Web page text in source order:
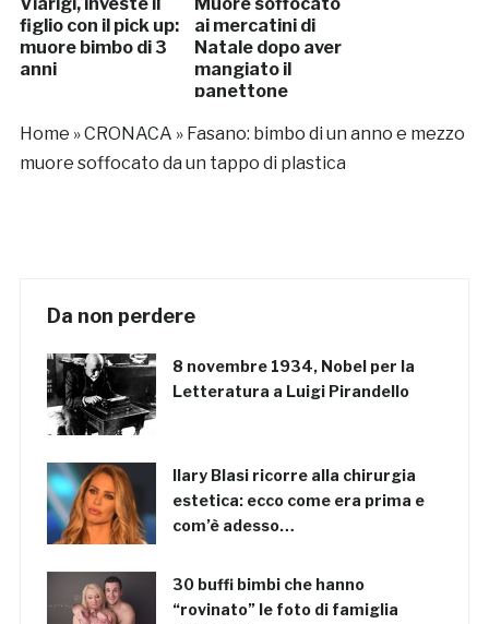
figlio con il pick up:
muore bimbo di 3
anni
ai mercatini di
Natale dopo aver
mangiato il
panettone
Home »CRONACA » Fasano: bimbo di un anno e mezzo
muore soffocato da un tappo di plastica
Da non perdere
8 novembre 1934, Nobel per la
Letteratura a Luigi Pirandello
Ilary Blasi ricorre alla chirurgia
estetica: ecco come era prima e
com’è adesso…
30 buffi bimbi che hanno
“rovinato” le foto di famiglia